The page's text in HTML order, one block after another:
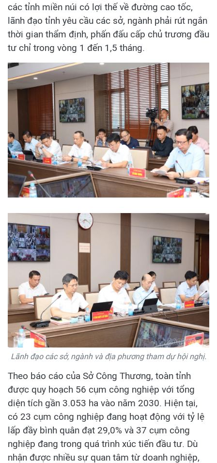
các tỉnh miền núi có lợi thế về đường cao tốc,
lãnh đạo tỉnh yêu cầu các sở, ngành phải rút ngắn
thời gian thẩm định, phấn đấu cấp chủ trương đầu
tư chỉ trong vòng 1 đến 1,5 tháng.
Lãnh đạo các sở, ngành và địa phương tham dự hội nghị.
Theo báo cáo của Sở Công Thương, toàn tỉnh
được quy hoạch 56 cụm công nghiệp với tổng
diện tích gần 3.053 ha vào năm 2030. Hiện tại,
có 23 cụm công nghiệp đang hoạt động với tỷ lệ
lấp đầy bình quân đạt 29,0% và 37 cụm công
nghiệp đang trong quá trình xúc tiến đầu tư. Dù
nhận được nhiều sự quan tâm từ doanh nghiệp,